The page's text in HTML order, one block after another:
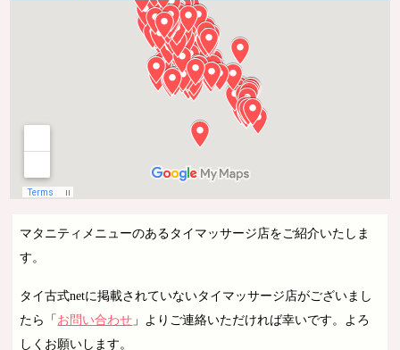
マタニティメニューのあるタイマッサージ店をご紹介いたしま
す。
タイ古式netに掲載されていないタイマッサージ店がございまし
たら「お問い合わせ 」よりご連絡いただければ幸いです。よろ
しくお願いします。